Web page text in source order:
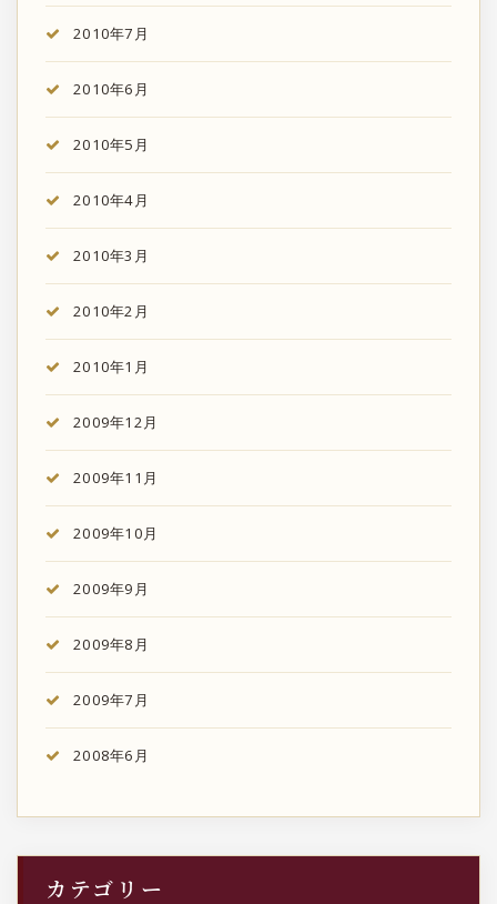
2010年7月
2010年6月
2010年5月
2010年4月
2010年3月
2010年2月
2010年1月
2009年12月
2009年11月
2009年10月
2009年9月
2009年8月
2009年7月
2008年6月
カテゴリー